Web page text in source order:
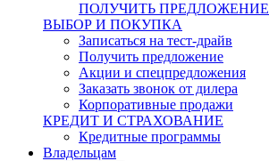
ПОЛУЧИТЬ ПРЕДЛОЖЕНИЕ
ВЫБОР И ПОКУПКА
Записаться на тест-драйв
Получить предложение
Акции и спецпредложения
Заказать звонок от дилера
Корпоративные продажи
КРЕДИТ И СТРАХОВАНИЕ
Кредитные программы
Владельцам